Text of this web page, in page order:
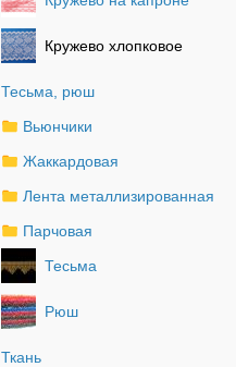
Кружево хлопковое
Тесьма, рюш
Вьюнчики
Жаккардовая
Лента металлизированная
Парчовая
Тесьма
Рюш
Ткань